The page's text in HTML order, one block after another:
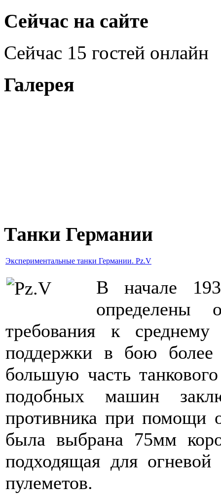
Сейчас на сайте
Сейчас 15 гостей онлайн
Галерея
Танки Германии
Экспериментальные танки Германии. Pz.V
В начале
определены
требования к среднему
поддержки в бою
большую часть
подобных машин
противника при помощи
была выбрана 75мм
подходящая для
пулеметов.